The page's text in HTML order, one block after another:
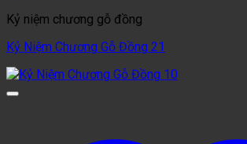
Kỷ niệm chương gỗ đồng
Kỷ Niệm Chương Gỗ Đồng 21